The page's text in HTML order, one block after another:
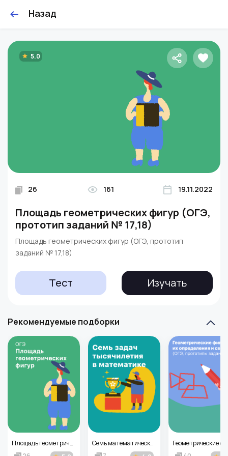
Назад
5.0
26 161 19.11.2022
Площадь геометрических фигур (ОГЭ,
прототип заданий № 17,18)
Площадь геометрических фигур (ОГЭ, прототип
заданий № 17,18)
Тест Изучать
Рекомендуемые подборки
Площадь геометрических фигур (ОГЭ, прототип заданий № 17,18)
Семь математических задач тысячелетия